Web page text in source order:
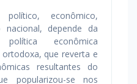
econômico,
depende da
econômica
que reverta e
resultantes do
popularizou-se nos